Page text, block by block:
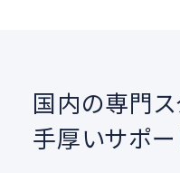
国内の専門ス
手厚いサポー